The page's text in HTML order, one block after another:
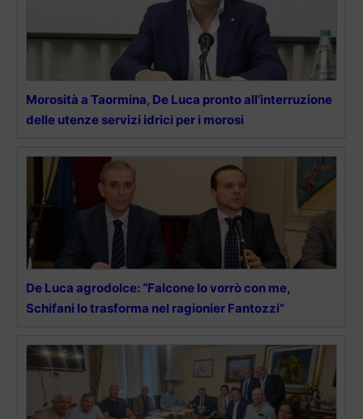
Morosità a Taormina, De Luca pronto all’interruzione
delle utenze servizi idrici per i morosi
De Luca agrodolce: “Falcone lo vorrò con me,
Schifani lo trasforma nel ragionier Fantozzi”